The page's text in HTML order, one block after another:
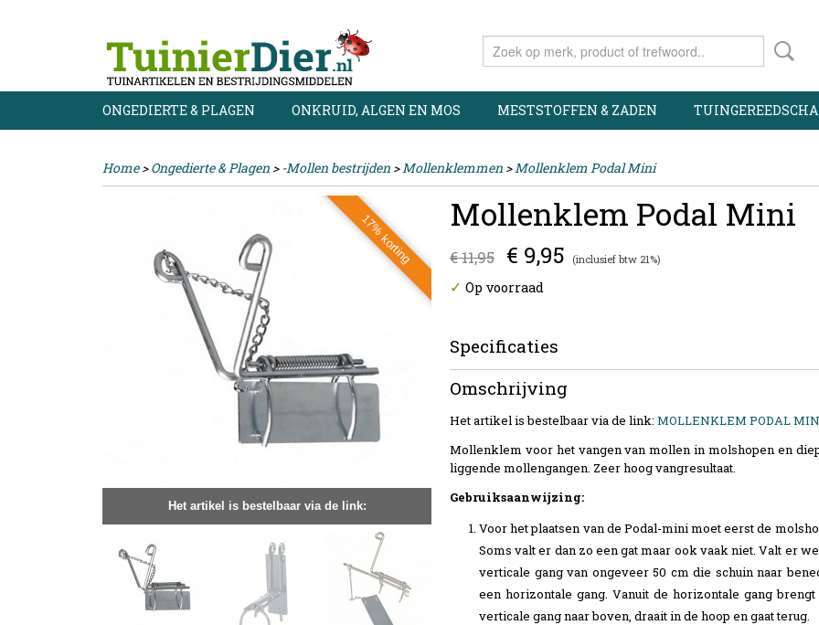
ONGEDIERTE & PLAGEN ONKRUID, ALGEN EN MOS MESTSTOFFEN & ZADEN
Home>Ongedierte & Plagen > -Mollen bestrijden >Mollenklemmen >Mollenklem Podal Mini
Het artikel is bestelbaar via de link:
17% korting Mollenklem Podal Mini
€ 11,95 € 9,95 (inclusief btw 21%)
✓ Op voorraad
Specificaties
Productcode
EAN code
Omschrijving
Het artikel is bestelbaar via de link: MOLLENKLEM PODAL
Mollenklem voor het vangen van mollen in molshopen en
liggende mollengangen. Zeer hoog vangresultaat.
Gebruiksaanwijzing:
Voor het plaatsen van de Podal-mini moet eerst de
Soms valt er dan zo een gat maar ook vaak niet. Valt er
verticale gang van ongeveer 50 cm die schuin naar
een horizontale gang. Vanuit de horizontale gang
verticale gang naar boven, draait in de hoop en gaat terug.